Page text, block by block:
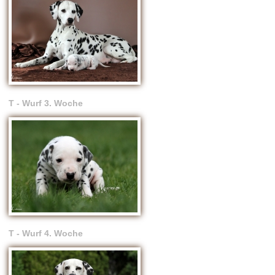
T - Wurf 3. Woche
T - Wurf 4. Woche